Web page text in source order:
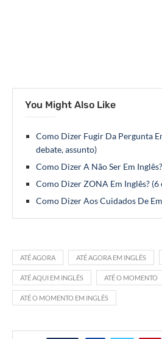
You Might Also Like
Como Dizer Fugir Da Pergunta
debate, assunto)
Como Dizer A Não Ser Em
Como Dizer ZONA Em Inglês? (6
Como Dizer Aos Cuidados De
ATÉ AGORA ATÉ AGORA EM INGLÊS
ATÉ AQUI EM INGLÊS ATÉ O MOMENTO
ATÉ O MOMENTO EM INGLÊS